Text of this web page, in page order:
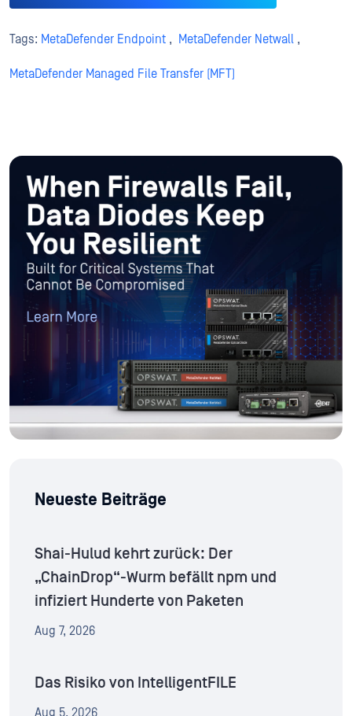
Tags: MetaDefender Endpoint , MetaDefender Netwall ,
MetaDefender Managed File Transfer (MFT)
Neueste Beiträge
Shai-Hulud kehrt zurück: Der
„ChainDrop“-Wurm befällt npm und
infiziert Hunderte von Paketen
Aug 7, 2026
Das Risiko von IntelligentFILE